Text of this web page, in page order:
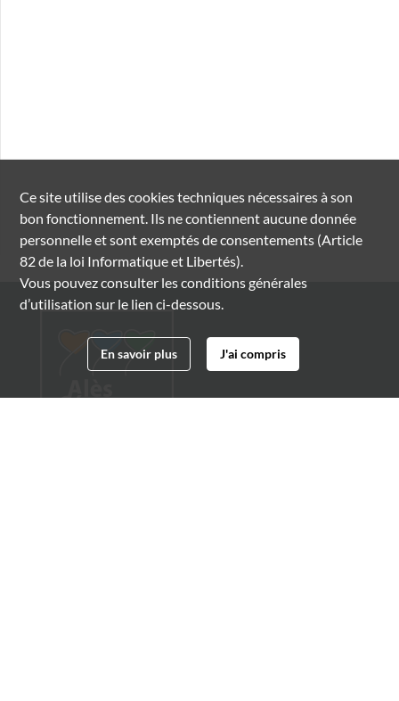
Ce site utilise descookiestechniques nécessaires à son
bon fonctionnement. Ils ne contiennent aucune donnée
personnelle et sont exemptés de consentements (Article
82 de la loi Informatique et Libertés).
Vous pouvez consulter les conditions générales
d’utilisation sur le lien ci-dessous.
En savoir plus J'ai compris